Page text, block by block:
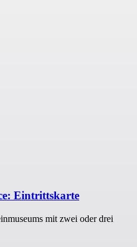
Eintrittskarte
mit zwei oder drei